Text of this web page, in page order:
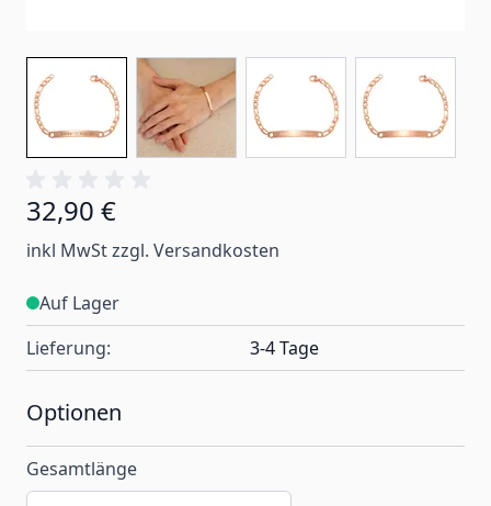
Ab:
32,90 €
inkl MwSt zzgl. Versandkosten
Auf Lager
Lieferung:
3-4 Tage
Optionen
Gesamtlänge